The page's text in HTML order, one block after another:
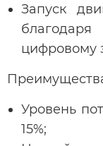
Запуск
цифровому
Уровень
15%;